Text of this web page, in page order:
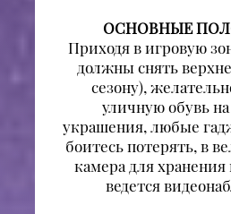
ОСНОВНЫЕ
Приходя в игровую
должны снять
сезону),
уличную обувь
украшения, любые
боитесь потерять, в
камера для
ведется